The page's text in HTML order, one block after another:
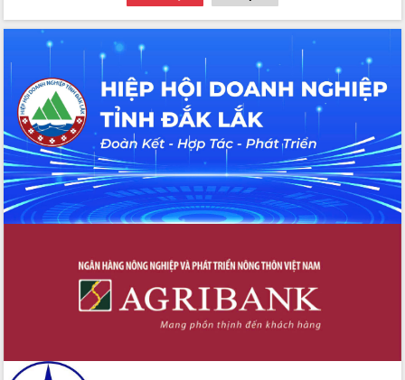
thông nguồn lực phát triển
Nâng cao hiệu lực, hiệu quả HĐND
tỉnh thông qua hiện đại hóa hành chính
Xã Ea Phê gắn cải cách hành chính với
chuyển đổi số
Phó Chủ tịch Thường trực UBND tỉnh
Hồ Thị Nguyên Thảo làm việc tại Trung
tâm Phục vụ hành chính công xã Ea
Phê
Xây dựng nền hành chính số đồng
hành cùng nông dân dân, doanh nghiệp
Giai đoạn 2026-2030, Đắk Lắk phấn
Chuyển đổi số 'mở đường' cho nông
nghiệp Đắk Lắk tăng trưởng bứt phá
Triển khai đồng bộ đo đạc, lập hồ sơ
đai